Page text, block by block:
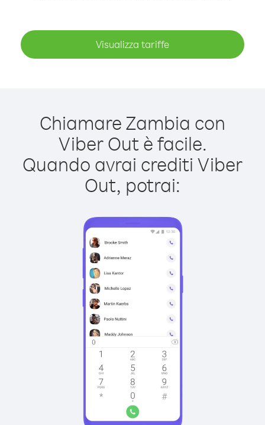
Visualizza tariffe
Chiamare Zambia con
Viber Out è facile.
Quando avrai crediti Viber
Out, potrai: